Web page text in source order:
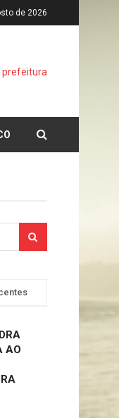
de 2026
AO